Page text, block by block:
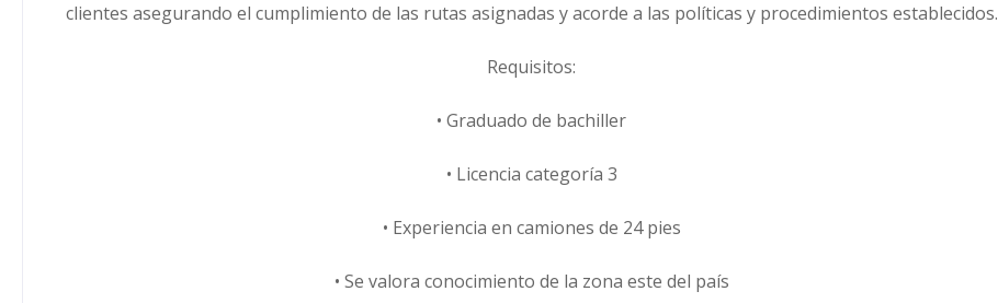
clientes asegurando el cumplimiento de las rutas asignadas y acorde a las políticas y procedimientos establecidos.
Requisitos:
• Graduado de bachiller
• Licencia categoría 3
• Experiencia en camiones de 24 pies
• Se valora conocimiento de la zona este del país